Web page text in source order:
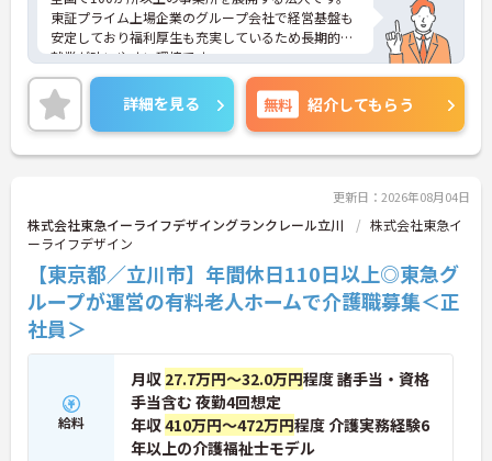
東証プライム上場企業のグループ会社で経営基盤も
安定しており福利厚生も充実しているため長期的な
就業が叶いやすい環境です。
また、キャリアパス制度が整っているので、経験が
浅い方・ブランクがある方も高い目標をもって仕事
に取り組んでいただけます◎
ご興味ある方には、面接対策ポイントなど、さらに
詳細をお話しいたしますのでお気軽にご相談くださ
詳細を見る 無料 紹介してもらう
更新日：2026年08月04日
株式会社東急イーライフデザイングランクレール立川
株式会社東急イ
ーライフデザイン
【東京都／立川市】年間休日110日以上◎東急グ
ループが運営の有料老人ホームで介護職募集＜正
社員＞
給料
月収 27.7万円～32.0万円程度 諸手当・資格
手当含む 夜勤4回想定
年収410万円～472万円程度 介護実務経験6
年以上の介護福祉士モデル